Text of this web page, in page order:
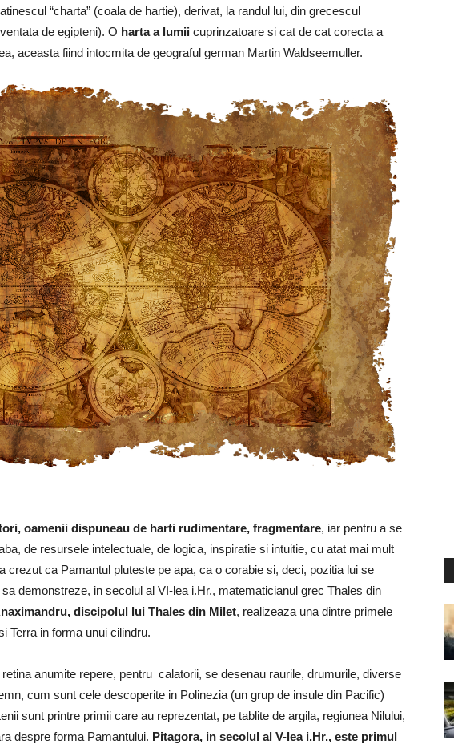
“charta” (coala de hartie), derivat, la randul lui, din grecescul
de egipteni). O harta a lumii cuprinzatoare si cat de cat corecta a
aceasta fiind intocmita de geograful german Martin Waldseemuller.
oamenii dispuneau de harti rudimentare, fragmentare, iar pentru a se
de resursele intelectuale, de logica, inspiratie si intuitie, cu atat mai mult
crezut ca Pamantul pluteste pe apa, ca o corabie si, deci, pozitia lui se
demonstreze, in secolul al VI-lea i.Hr., matematicianul grec Thales din
discipolul lui Thales din Milet, realizeaza una dintre primele
Terra in forma unui cilindru.
anumite repere, pentru calatorii, se desenau raurile, drumurile, diverse
cum sunt cele descoperite in Polinezia (un grup de insule din Pacific)
sunt printre primii care au reprezentat, pe tablite de argila, regiunea Nilului,
despre forma Pamantului. Pitagora, in secolul al V-lea i.Hr., este primul